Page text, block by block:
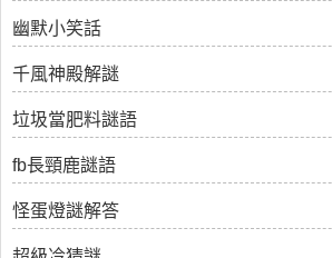
幽默小笑話
千風神殿解謎
垃圾當肥料謎語
fb長頸鹿謎語
怪蛋燈謎解答